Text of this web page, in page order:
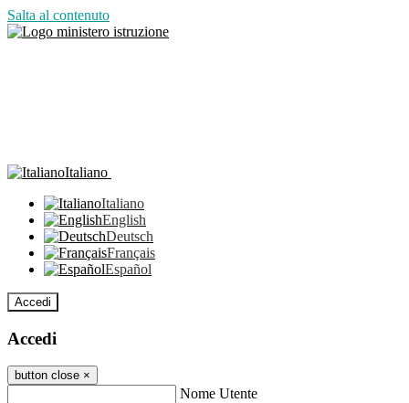
Salta al contenuto
Italiano
Italiano
English
Deutsch
Français
Español
Accedi
Accedi
button close ×
Nome Utente